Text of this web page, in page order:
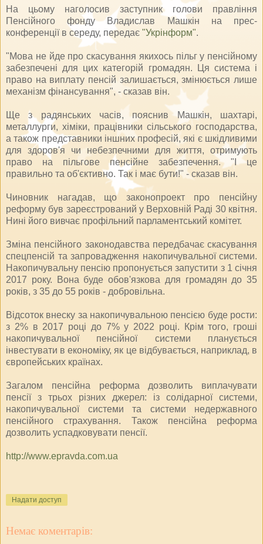
На цьому наголосив заступник голови правління
Пенсійного фонду Владислав Машкін на прес-
конференції в середу, передає "Укрінформ".
"Мова не йде про скасування якихось пільг у пенсійному
забезпечені для цих категорій громадян. Ця система і
право на виплату пенсій залишається, змінюється лише
механізм фінансування", - сказав він.
Ще з радянських часів, пояснив Машкін, шахтарі,
металлурги, хіміки, працівники сільського господарства,
а також представники іншних професій, які є шкідливими
для здоров'я чи небезпечними для життя, отримують
право на пільгове пенсійне забезпечення. "І це
правильно та об'єктивно. Так і має бути!" - сказав він.
Чиновник нагадав, що законопроект про пенсійну
реформу був зареєстрований у Верховній Раді 30 квітня.
Нині його вивчає профільний парламентський комітет.
Зміна пенсійного законодавства передбачає скасування
спецпенсій та запровадження накопичувальної системи.
Накопичувальну пенсію пропонується запустити з 1 січня
2017 року. Вона буде обов'язкова для громадян до 35
років, з 35 до 55 років - добровільна.
Відсоток внеску за накопичувальною пенсією буде рости:
з 2% в 2017 році до 7% у 2022 році. Крім того, гроші
накопичувальної пенсійної системи планується
інвестувати в економіку, як це відбувається, наприклад, в
європейських країнах.
Загалом пенсійна реформа дозволить виплачувати
пенсії з трьох різних джерел: із солідарної системи,
накопичувальної системи та системи недержавного
пенсійного страхування. Також пенсійна реформа
дозволить успадковувати пенсії.
http://www.epravda.com.ua
Надати доступ
Немає коментарів: